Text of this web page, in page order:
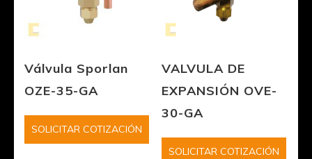
Válvula Sporlan
OZE-35-GA
SOLICITAR COTIZACIÓN
VALVULA DE
EXPANSIÓN OVE-
30-GA
SOLICITAR COTIZACIÓN